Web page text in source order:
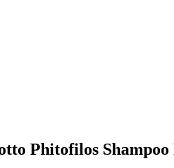
Phitofilos